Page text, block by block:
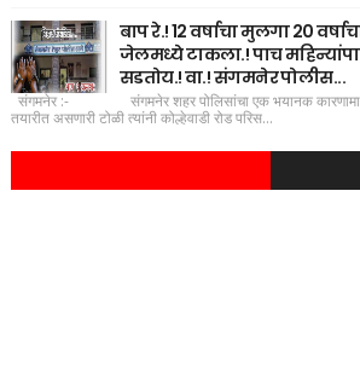
बाप रे.! 12 वर्षाचा मुलगा 20
जेलमध्ये टाकला.! पाच
सडतोय.! वा.! संगमनेर पोलीस...
संगमनेर :- संगमनेर शहर पोलिसांचा एक भयानक कारणामा
तयारीत असणारी टोळी त्यांनी कोल्हेवाडी रोड परिस...